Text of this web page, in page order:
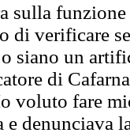
sulla
di verificare
siano un
di
voluto fare
e denunciava